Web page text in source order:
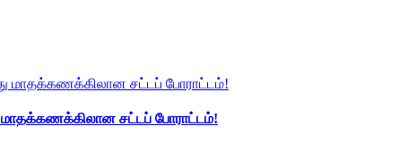
மாதக்கணக்கிலான சட்டப் போராட்டம்!